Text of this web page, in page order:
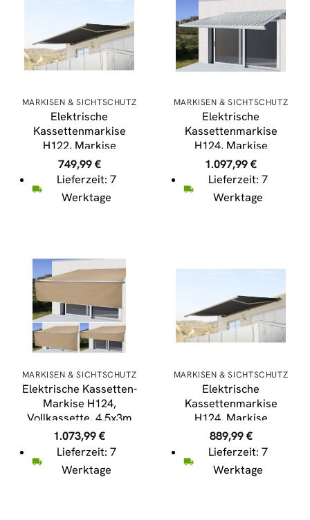
MARKISEN & SICHTSCHUTZ
Elektrische
Kassettenmarkise
H122, Markise
Vollkassette 4x3m ~
Polyester Anthrazit
749,99€
Lieferzeit: 7
Werktage
MARKISEN & SICHTSCHUTZ
Elektrische
Kassettenmarkise
H124, Markise
Vollkassette 5x3m ~
Polyester Grau/Weiß
1.097,99€
Lieferzeit: 7
Werktage
MARKISEN & SICHTSCHUTZ
Elektrische Kassetten-
Markise H124,
Vollkassette, 4,5x3m
ausfahrbarer Volant ~
Polyester Creme
1.073,99€
Lieferzeit: 7
Werktage
MARKISEN & SICHTSCHUTZ
Elektrische
Kassettenmarkise
H124, Markise
Vollkassette 5x3m ~
Polyester Anthrazit
889,99€
Lieferzeit: 7
Werktage